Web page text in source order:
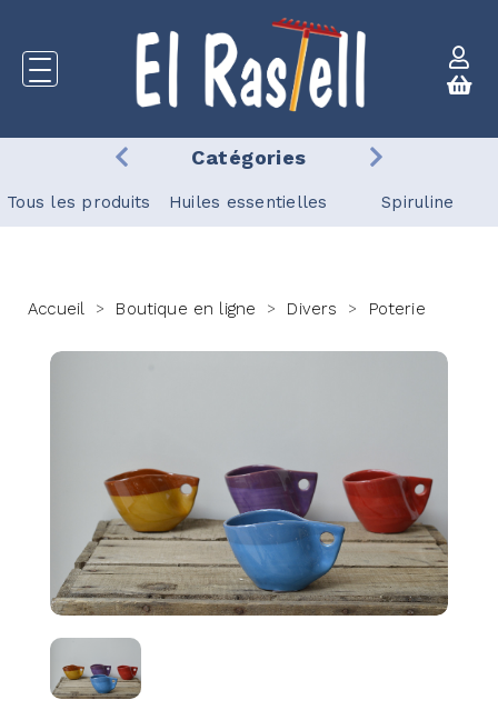
Catégories
Tous les produits Huiles essentielles Spiruline
Accueil > Boutique en ligne > Divers > Poterie